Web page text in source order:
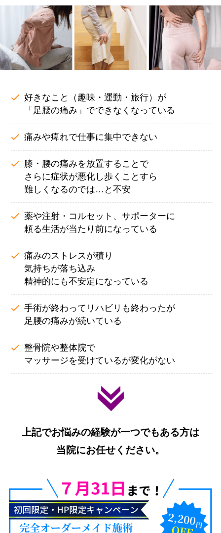
好きなこと（趣味・運動・旅行）が
「足腰の痛み」でできなくなっている
痛みや痺れで仕事に集中できない
膝・腰の痛みを放置することで
さらに症状が悪化し歩くことすら
難しくなるのでは…と不安
薬や注射・コルセット、サポーターに
頼る生活が当たり前になっている
痛みのストレスが積り
気持ちが落ち込み
精神的にも不安定になっている
手術が終わってリハビリも終わったが
足腰の痛みが続いている
整骨院や整体院で
マッサージを受けているが変化がない
上記でお悩みの経験が一つでもある方は
当院にお任せください。